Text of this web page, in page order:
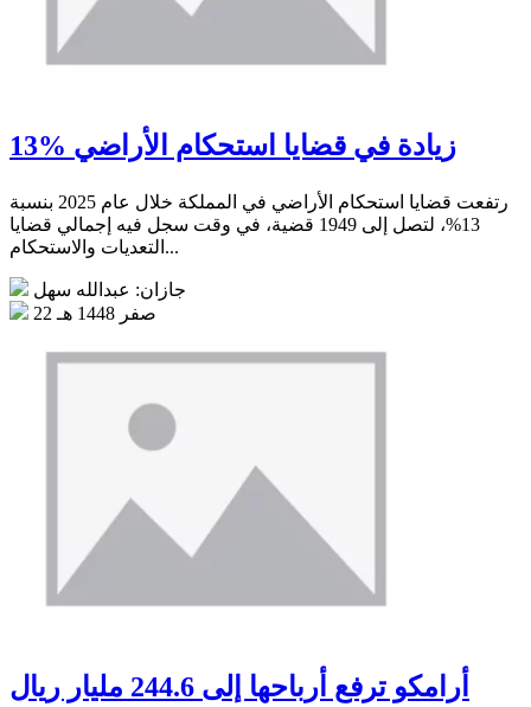
13% زيادة في قضايا استحكام الأراضي
رتفعت قضايا استحكام الأراضي في المملكة خلال عام 2025 بنسبة
13%، لتصل إلى 1949 قضية، في وقت سجل فيه إجمالي قضايا
التعديات والاستحكام...
جازان: عبدالله سهل
22 صفر 1448 هـ
أرامكو ترفع أرباحها إلى 244.6 مليار ريال